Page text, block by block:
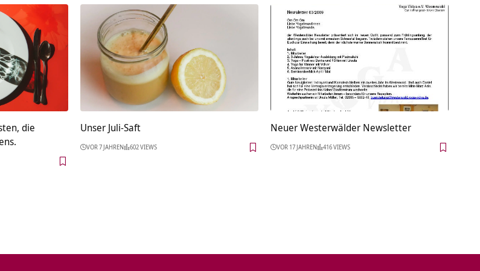
die
Unser Juli-Saft
VOR 7 JAHREN 602 VIEWS
Neuer Westerwälder Newsletter
VOR 17 JAHREN 416 VIEWS